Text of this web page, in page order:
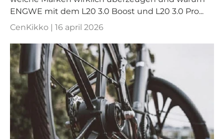
ENGWE mit dem L20 3.0 Boost und L20 3.0 Pro...
CenKikko | 16 april 2026